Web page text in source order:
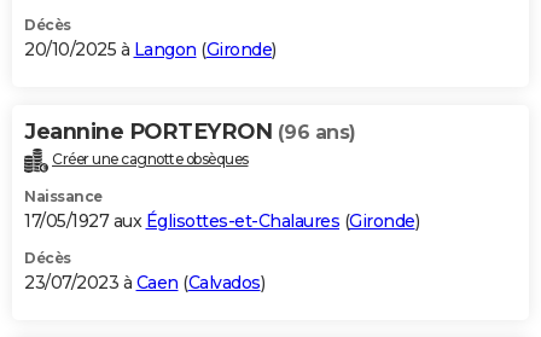
BONS PLANS
Carte de Noël
Carte Bonne année
Carte Saint-Valentin
Carte Pâques
Carte d'anniversaire
DICTIONNAIRE
Dictionnaire
Biographies
Citations
Expressions
Proverbes
PROGRAMME TV
S'inscrire
Se connecter
Lycées
Collèges
Primaires
Universités
Entreprises
Service militaire
Avis de recherche
AVIS DE DÉCÈS
Décès
20/10/2025 à Langon (Gironde)
Jeannine PORTEYRON (96 ans)
Créer une cagnotte obsèques
Naissance
17/05/1927 aux Églisottes-et-Chalaures (Gironde)
Décès
23/07/2023 à Caen (Calvados)